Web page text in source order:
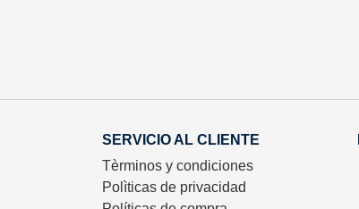
SERVICIO AL CLIENTE
Tèrminos y condiciones
Polìticas de privacidad